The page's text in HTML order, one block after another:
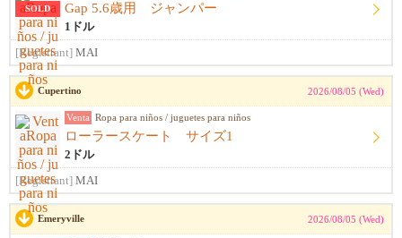
SOLD Gap 5.6歳用 ジャンパー
1ドル
[Registrant] MAI
Cupertino 2026/08/05 (Wed)
Venta Ropa para niños / juguetes para niños
ローラースケート サイズ1
2ドル
[Registrant] MAI
Emeryville 2026/08/05 (Wed)